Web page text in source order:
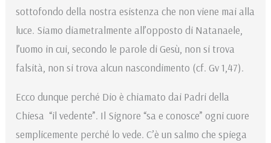
sottofondo della nostra esistenza che non viene mai alla
luce. Siamo diametralmente all’opposto di Natanaele,
l’uomo in cui, secondo le parole di Gesù, non si trova
falsità, non si trova alcun nascondimento (cf. Gv 1,47).
Ecco dunque perché Dio è chiamato dai Padri della
Chiesa “il vedente”. Il Signore “sa e conosce” ogni cuore
semplicemente perché lo vede. C’è un salmo che spiega